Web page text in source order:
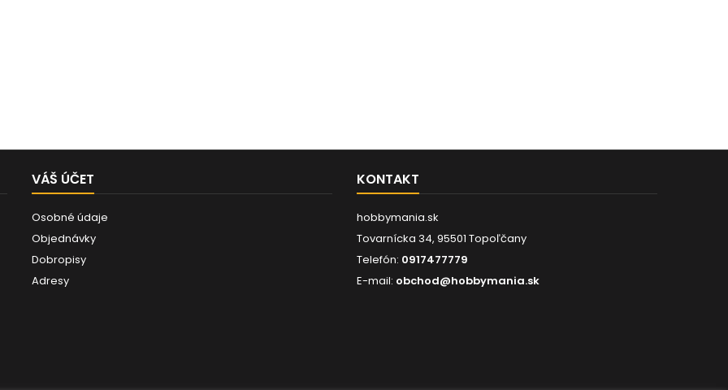
VÁŠ ÚČET
Osobné údaje
Objednávky
Dobropisy
Adresy
KONTAKT
hobbymania.sk
Tovarnícka 34, 95501 Topoľčany
Telefón: 0917477779
E-mail: obchod@hobbymania.sk